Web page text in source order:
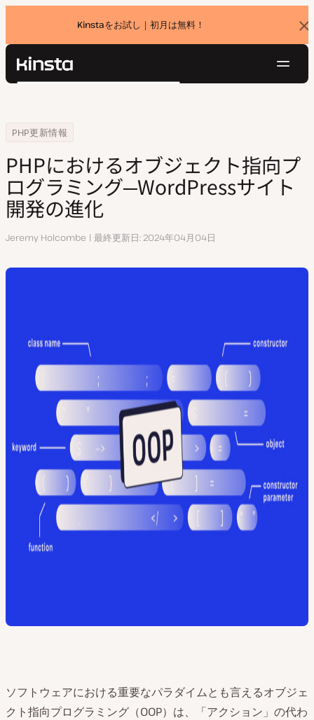
Kinstaをお試し｜初月は無料！
バ
ナ
Kinsta®
ョ
ン
価格設定
お問い合わせ
検
Home
リソースセンター
PHP更新情報
PHPにおけるオブジェクト指向プログラミング─WordPressサイト開発
PHPにおけるオブジェクト指向プ
ログラミング─WordPressサイト
開発の進化
執
Jeremy Holcombe 最終更新日 2024年04月04日
ソフトウェアにおける重要なパラダイムとも言えるオブジェ
クト指向プログラミング（OOP）は、「アクション」の代わ